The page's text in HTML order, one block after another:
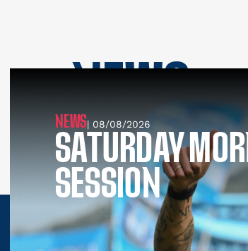
NEWS SEE ALL
NEWS| 08/08/2026
SATURDAY
SESSION